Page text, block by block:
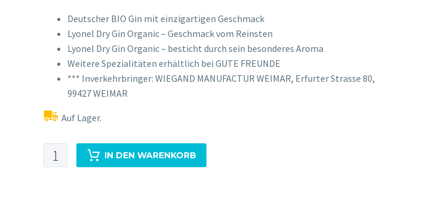
Deutscher BIO Gin mit einzigartigen Geschmack
Lyonel Dry Gin Organic – Geschmack vom Reinsten
Lyonel Dry Gin Organic – besticht durch sein besonderes Aroma
Weitere Spezialitäten erhältlich bei GUTE FREUNDE
*** Inverkehrbringer: WIEGAND MANUFACTUR WEIMAR, Erfurter Strasse 80,
99427 WEIMAR
Auf Lager.
LYONEL
London
IN DEN WARENKORB